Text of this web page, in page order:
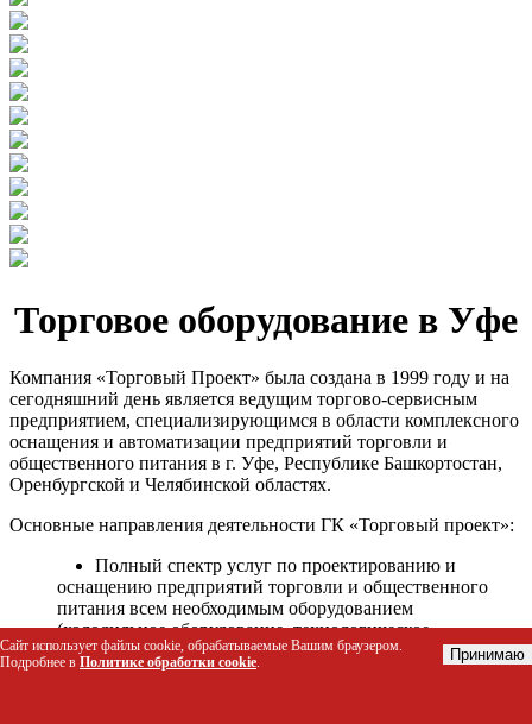
Торговое оборудование в Уфе
Компания «Торговый Проект» была создана в 1999 году и на
сегодняшний день является ведущим торгово-сервисным
предприятием, специализирующимся в области комплексного
оснащения и автоматизации предприятий торговли и
общественного питания в г. Уфе, Республике Башкортостан,
Оренбургской и Челябинской областях.
Основные направления деятельности ГК «Торговый проект»:
Полный спектр услуг по проектированию и
оснащению предприятий торговли и общественного
питания всем необходимым оборудованием
(холодильное оборудование, технологическое
оборудование, стеллажное оборудование и т.д.);
Автоматизация торговых процессов и внедрения
Сайт использует файлы cookie, обрабатываемые Вашим браузером.
Подробнее в Политике обработки cookie. Принимаю